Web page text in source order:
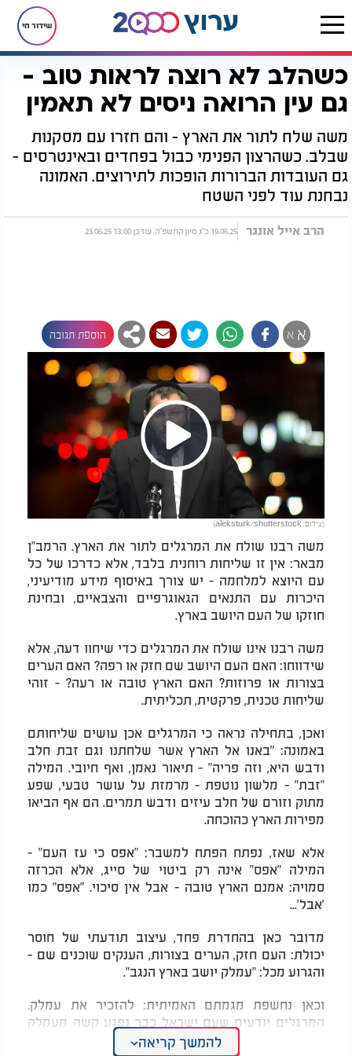
שידור חי
דף הבית יהדות לקראת שבת כשהלב לא רוצה לראות טוב - גם עין הרואה ניסים לא תאמין
כשהלב לא רוצה לראות טוב -
גם עין הרואה ניסים לא תאמין
משה שלח לתור את הארץ - והם חזרו עם מסקנות
שבלב. כשהרצון הפנימי כבול בפחדים ובאינטרסים -
גם העובדות הברורות הופכות לתירוצים. האמונה
נבחנת עוד לפני השטח
הרב אייל אונגר 19.06.25 כ"ג סיון התשפ"ה, עודכן 13:00 23.06.25
א א הוספת תגובה
Play
Video
(צילום: aleksturk/shutterstock)
משה רבנו שולח את המרגלים לתור את הארץ. הרמב"ן
מבאר: אין זו שליחות רוחנית בלבד, אלא כדרכו של כל
עם היוצא למלחמה - יש צורך באיסוף מידע מודיעיני,
היכרות עם התנאים הגאוגרפיים והצבאיים, ובחינת
חוזקו של העם היושב בארץ.
משה רבנו אינו שולח את המרגלים כדי שיחוו דעה, אלא
שידווחו: האם העם היושב שם חזק או רפה? האם הערים
בצורות או פרוזות? האם הארץ טובה או רעה? - זוהי
שליחות טכנית, פרקטית, תכליתית.
ואכן, בתחילה נראה כי המרגלים אכן עושים שליחותם
באמונה: "באנו אל הארץ אשר שלחתנו וגם זבת חלב
ודבש היא, וזה פריה" - תיאור נאמן, ואף חיובי. המילה
"זבת" - מלשון נוטפת - מרמזת על עושר טבעי, שפע
מתוק וזורם של חלב עיזים ודבש תמרים. הם אף הביאו
מפירות הארץ כהוכחה.
אלא שאז, נפתח הפתח למשבר: "אפס כי עז העם" -
המילה "אפס" אינה רק ביטוי של סייג, אלא הכרזה
סמויה: אמנם הארץ טובה - אבל אין סיכוי. "אפס" כמו
'אבל'...
מדובר כאן בהחדרת פחד, עיצוב תודעתי של חוסר
יכולת: העם חזק, הערים בצורות, הענקים שוכנים שם -
והגרוע מכל: "עמלק יושב בארץ הנגב".
וכאן נחשפת מגמתם האמיתית: להזכיר את עמלק.
המרגלים יודעים שעם ישראל כבר נפגע קשה מעמלק
בעבר - והם בוחרים לפתוח דווקא בו, כדי לעורר פחד,
להמשך קריאה